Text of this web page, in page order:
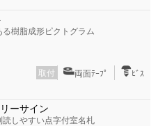
る樹脂成形ピクトグラム
取付 両面ﾃｰﾌﾟ ﾋﾞｽ
ーサイン
読しやすい点字付室名札